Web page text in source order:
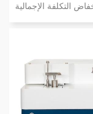
التكلفة الإجمالية
بصريات الفراغ التي
الذكي، التصميم
التطبيقات الحديدية
الكامل بالكمبيوتر